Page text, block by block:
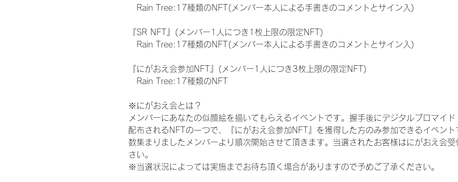
Rain Tree:17種類のNFT(メンバー本人による手書きのコメントとサイン入)
『SR NFT』(メンバー1人につき1枚上限の限定NFT)
Rain Tree:17種類のNFT(メンバー本人による手書きのコメントとサイン入)
『にがおえ会参加NFT』(メンバー1人につき3枚上限の限定NFT)
Rain Tree:17種類のNFT
※にがおえ会とは？
メンバーにあなたの似顔絵を描いてもらえるイベントです。握手後にデジタルブロマイ
配布されるNFTの一つで、『にがおえ会参加NFT』を獲得した方のみ参加できるイベン
数集まりましたメンバーより順次開始させて頂きます。当選されたお客様はにがおえ会
さい。
※当選状況によっては実施までお待ち頂く場合がありますので予めご了承ください。